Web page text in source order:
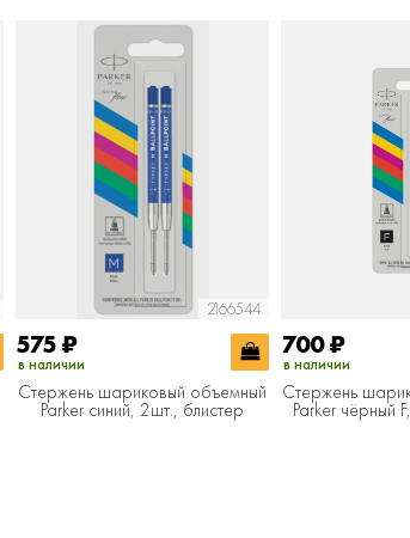
2166544
575₽
в наличии
Стержень шариковый объемный
Parker синий, 2шт., блистер
700₽
в наличии
Стержень
Parker чёрный